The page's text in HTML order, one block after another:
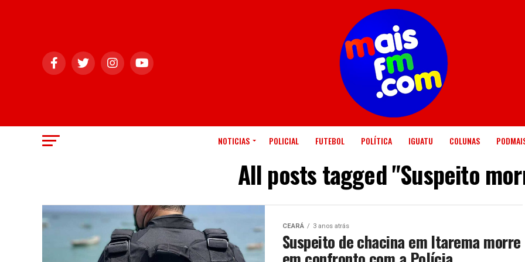
NOTICIAS POLICIAL FUTEBOL POLÍTICA IGUATU COLUNAS
All posts tagged "Suspeito
CEARÁ 3 anos atrás
Suspeito de chacina em Itarema morre